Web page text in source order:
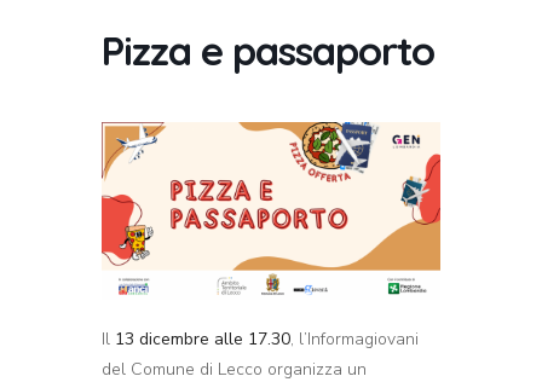
Pizza e passaporto
Il 13 dicembre alle 17.30, l’Informagiovani
del Comune di Lecco organizza un